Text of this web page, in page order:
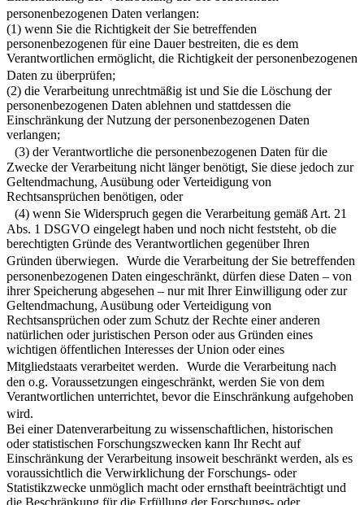
personenbezogenen Daten verlangen:
(1) wenn Sie die Richtigkeit der Sie betreffenden
personenbezogenen für eine Dauer bestreiten, die es dem
Verantwortlichen ermöglicht, die Richtigkeit der personenbezogenen
Daten zu überprüfen;
(2) die Verarbeitung unrechtmäßig ist und Sie die Löschung der
personenbezogenen Daten ablehnen und stattdessen die
Einschränkung der Nutzung der personenbezogenen Daten
verlangen;
(3) der Verantwortliche die personenbezogenen Daten für die
Zwecke der Verarbeitung nicht länger benötigt, Sie diese jedoch zur
Geltendmachung, Ausübung oder Verteidigung von
Rechtsansprüchen benötigen, oder
(4) wenn Sie Widerspruch gegen die Verarbeitung gemäß Art. 21
Abs. 1 DSGVO eingelegt haben und noch nicht feststeht, ob die
berechtigten Gründe des Verantwortlichen gegenüber Ihren
Gründen überwiegen. Wurde die Verarbeitung der Sie betreffenden
personenbezogenen Daten eingeschränkt, dürfen diese Daten – von
ihrer Speicherung abgesehen – nur mit Ihrer Einwilligung oder zur
Geltendmachung, Ausübung oder Verteidigung von
Rechtsansprüchen oder zum Schutz der Rechte einer anderen
natürlichen oder juristischen Person oder aus Gründen eines
wichtigen öffentlichen Interesses der Union oder eines
Mitgliedstaats verarbeitet werden. Wurde die Verarbeitung nach
den o.g. Voraussetzungen eingeschränkt, werden Sie von dem
Verantwortlichen unterrichtet, bevor die Einschränkung aufgehoben
wird.
Bei einer Datenverarbeitung zu wissenschaftlichen, historischen
oder statistischen Forschungszwecken kann Ihr Recht auf
Einschränkung der Verarbeitung insoweit beschränkt werden, als es
voraussichtlich die Verwirklichung der Forschungs- oder
Statistikzwecke unmöglich macht oder ernsthaft beeinträchtigt und
die Beschränkung für die Erfüllung der Forschungs- oder